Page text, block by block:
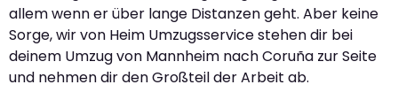
allem wenn er über lange Distanzen geht. Aber keine
Sorge, wir von Heim Umzugsservice stehen dir bei
deinem Umzug von Mannheim nach Coruña zur Seite
und nehmen dir den Großteil der Arbeit ab.